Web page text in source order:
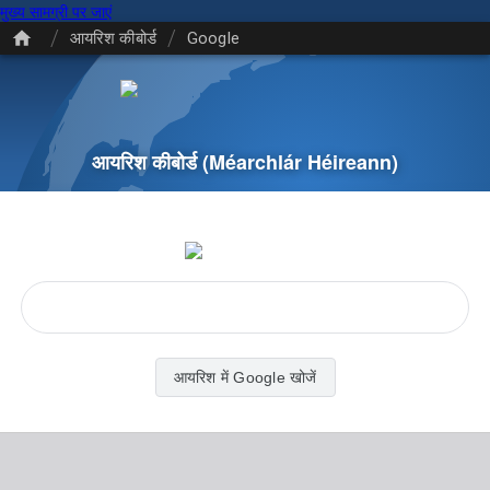
मुख्य सामग्री पर जाएं
/ आयरिश कीबोर्ड / Google
आयरिश कीबोर्ड(Méarchlár Héireann)
आयरिश में Google खोजें